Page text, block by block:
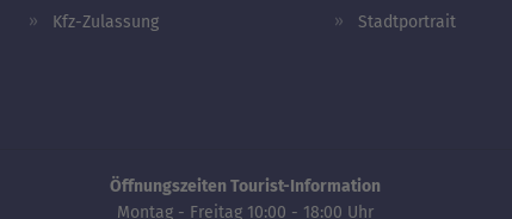
Kfz-Zulassung
Stadtportrait
Öffnungszeiten Tourist-Information
Montag - Freitag 10:00 - 18:00 Uhr